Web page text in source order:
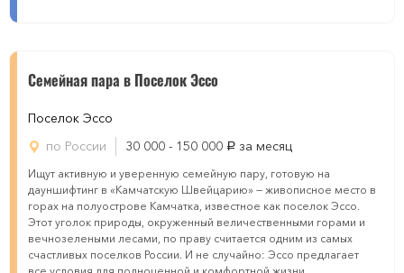
Семейная пара в Поселок Эссо
Поселок Эссо
по России
30 000 - 150 000 руб. за месяц
Ищут активную и уверенную семейную пару, готовую на
дауншифтинг в «Камчатскую Швейцарию» — живописное место в
горах на полуострове Камчатка, известное как поселок Эссо.
Этот уголок природы, окруженный величественными горами и
вечнозелеными лесами, по праву считается одним из самых
счастливых поселков России. И не случайно: Эссо предлагает